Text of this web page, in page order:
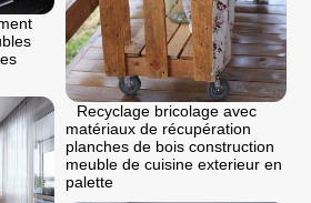
Recyclage bricolage avec
matériaux de récupération
planches de bois construction
meuble de cuisine exterieur en
palette